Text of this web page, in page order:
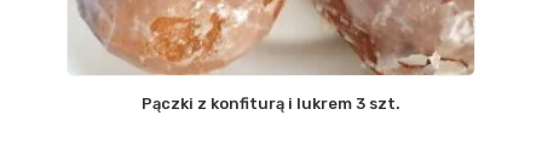
Pączki z konfiturą i lukrem 3 szt.